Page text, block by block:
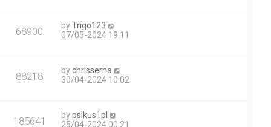
68900 byTrigo123
07/05-2024 19:11
88218 bychrisserna
30/04-2024 10:02
185641 bypsikus1pl
25/04-2024 00:21